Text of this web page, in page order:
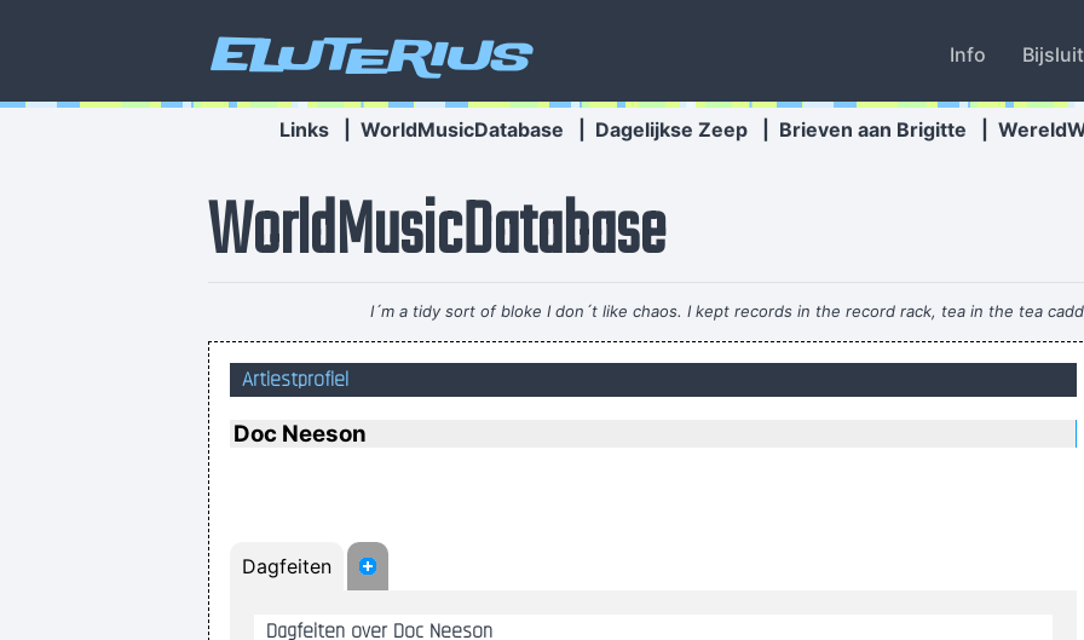
Eluterius Info
Links WorldMusicDatabase Dagelijkse Zeep Brieven aan Brigitte
WorldMusicDatabase
I´m a tidy sort of bloke I don´t like chaos. I kept records in the record rack, tea in the tea
Yeah, Wacko Jacko, Where Did That Come From? Some English Tabloid I Have A Heart And I Have
This is one place were technology has become important to us. Working on a digital setup, you can just
and contruct your framework without loosing generation and end up with this carefully contructed, multi-
parts in it are improvised and loose. Without digital
I personally donated $2,500 to the Red Cross yesterday Normally I don´ t like to tell how much I donated
share info in the hopes that others will feel
Artiestprofiel
Doc Neeson
Dagfeiten
Dagfeiten over Doc Neeson